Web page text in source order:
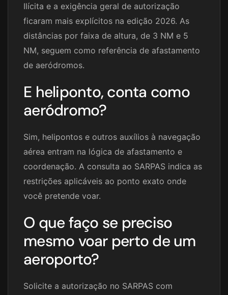
Ilícita e a exigência geral de autorização
ficaram mais explícitos na edição 2026. As
distâncias por faixa de altura, de 3 NM e 5
NM, seguem como referência de afastamento
de aeródromos.
E heliponto, conta como
aeródromo?
Sim, helipontos e outros auxílios à navegação
aérea entram na lógica de afastamento e
coordenação. A consulta ao SARPAS indica as
restrições aplicáveis ao ponto exato onde
você pretende voar.
O que faço se preciso
mesmo voar perto de um
aeroporto?
Solicite a autorização no SARPAS com